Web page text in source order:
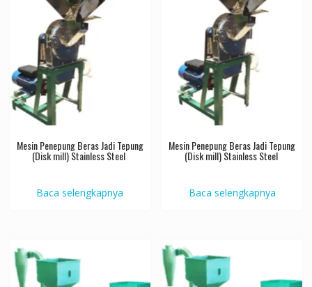
Mesin Penepung Beras Jadi Tepung
(Disk mill) Stainless Steel
Baca selengkapnya
Mesin Penepung Beras Jadi Tepung
(Disk mill) Stainless Steel
Baca selengkapnya